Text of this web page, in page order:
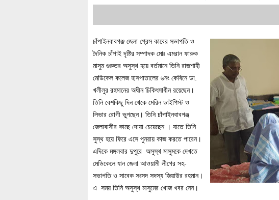
চাঁপাইনবাবগঞ্জ জেলা প্রেস কাবের সভাপতি ও
দৈনিক চাঁপাই দৃষ্টির সম্পাদক মোঃ এমরান ফারুক
মাসুম গুরুতর অসুস্থ হয়ে বর্তমানে তিনি রাজশাহী
মেডিকেল কলেজ হাসপাতালের ৬নং কেবিনে ডা.
খলীলুর রহমানের অধীন চিকিৎসাধীন রয়েছেন।
তিনি বেশকিছু দিন থেকে মেরিন ডাইপিস্ট ও
লিভার রোগী ভুগছেন। তিনি চাঁপাইনবাবগঞ্জ
জেলাবাসীর কাছে দোয়া চেয়েছেন । যাতে তিনি
সুস্থ হয়ে ফিরে এসে পুনরায় কাজ করতে পারেন।
এদিকে মঙ্গলবার দুপুরে অসুস্থ মাসুমকে দেখতে
মেডিকেলে যান জেলা আওয়ামী লীগের সহ-
সভাপতি ও সাবেক সংসদ সদস্য জিয়াউর রহমান।
এ সময় তিনি অসুস্থ মাসুমের খোজ খবর নেন।